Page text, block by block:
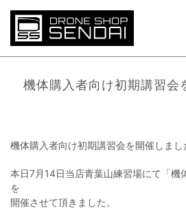
機体購入者向け初期講習会
機体購入者向け初期講習会を開催しまし
本日7月14日当店青葉山練習場にて「機
を
開催させて頂きました。